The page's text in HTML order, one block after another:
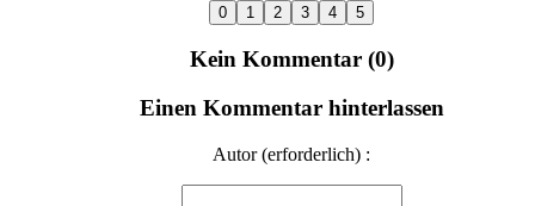
Kein Kommentar (0)
Einen Kommentar hinterlassen
Autor (erforderlich) :